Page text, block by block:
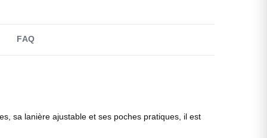
FAQ
sa lanière ajustable et ses poches pratiques, il est